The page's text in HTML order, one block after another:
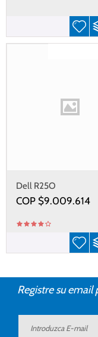
Dell R25O
COP $9.009.614
Registre su